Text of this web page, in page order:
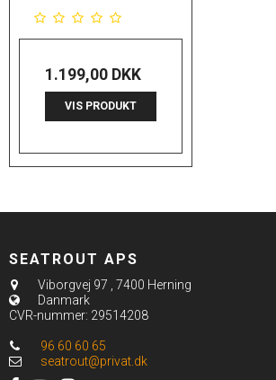
1.199,00 DKK
VIS PRODUKT
SEATROUT APS
Viborgvej 97
7400 Herning
Danmark
CVR-nummer: 29514208
96 60 60 65
seatrout@privat.dk